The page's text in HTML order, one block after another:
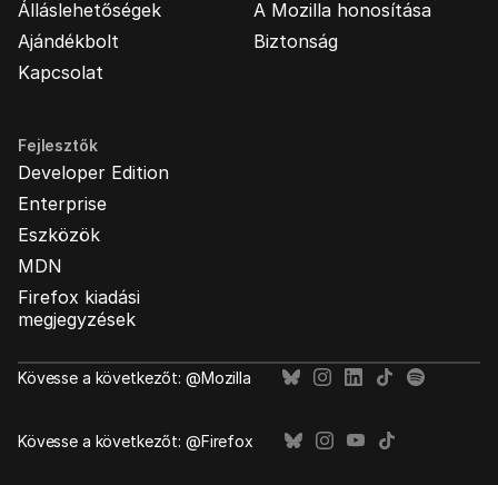
Álláslehetőségek
Ajándékbolt
Kapcsolat
A Mozilla honosítása
Biztonság
Fejlesztők
Developer Edition
Enterprise
Eszközök
MDN
Firefox kiadási
megjegyzések
Kövesse a következőt: @Mozilla
Kövesse a következőt: @Firefox